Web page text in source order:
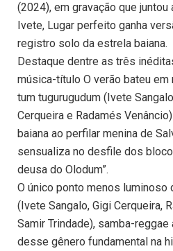
(2024), em gravação que
Ivete, Lugar perfeito ganha
registro solo da estrela baiana.
Destaque dentre as três
música-título O verão bateu em
tum tugurugudum (Ivete
Cerqueira e Radamés
baiana ao perfilar menina de
sensualiza no desfile dos
deusa do Olodum”.
O único ponto menos luminoso
(Ivete Sangalo, Gigi Cerqueira,
Samir Trindade), samba-
desse gênero fundamental na